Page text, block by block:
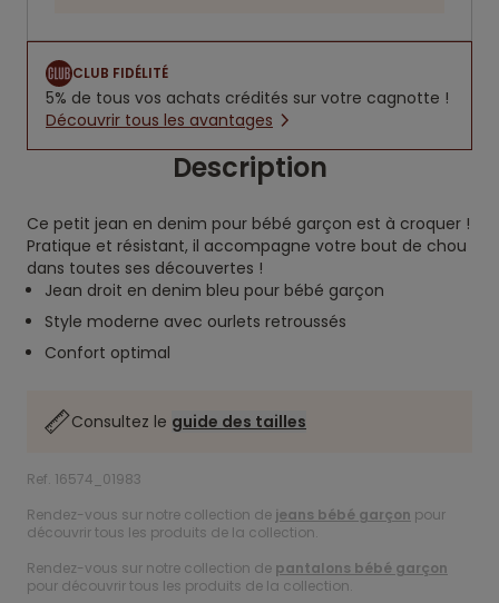
CLUB FIDÉLITÉ
5% de tous vos achats crédités sur votre cagnotte !
Découvrir tous les avantages
Description
Ce petit jean en denim pour bébé garçon est à croquer !
Pratique et résistant, il accompagne votre bout de chou
dans toutes ses découvertes !
Jean droit en denim bleu pour bébé garçon
Style moderne avec ourlets retroussés
Confort optimal
Consultez le guide des tailles
Ref. 16574_01983
Rendez-vous sur notre collection de jeans bébé garçon pour
découvrir tous les produits de la collection.
Rendez-vous sur notre collection de pantalons bébé garçon
pour découvrir tous les produits de la collection.